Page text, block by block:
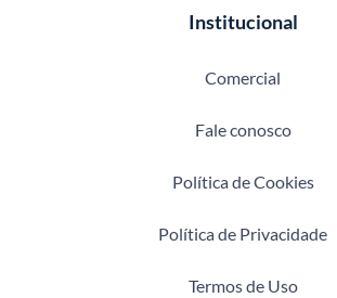
Institucional
Comercial
Fale conosco
Política de Cookies
Política de Privacidade
Termos de Uso